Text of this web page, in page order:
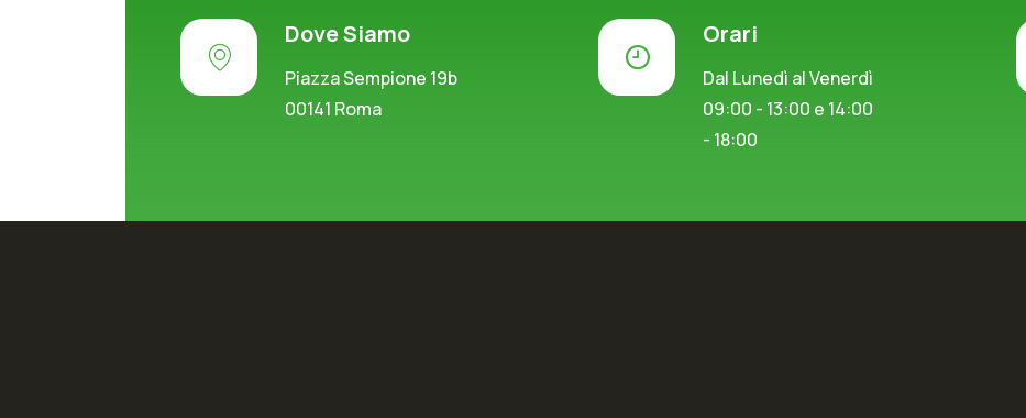
Dove Siamo
Piazza Sempione 19b
00141 Roma
Orari
Dal Lunedì al Venerdì
09:00 - 13:00 e 14:00
- 18:00